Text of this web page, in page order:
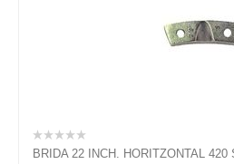
BRIDA 22 INCH. HORITZONTAL 420